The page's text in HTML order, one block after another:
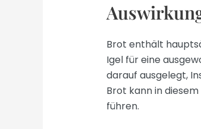
Brot enthält
Igel für eine
darauf ausgelegt,
Brot kann in
führen.